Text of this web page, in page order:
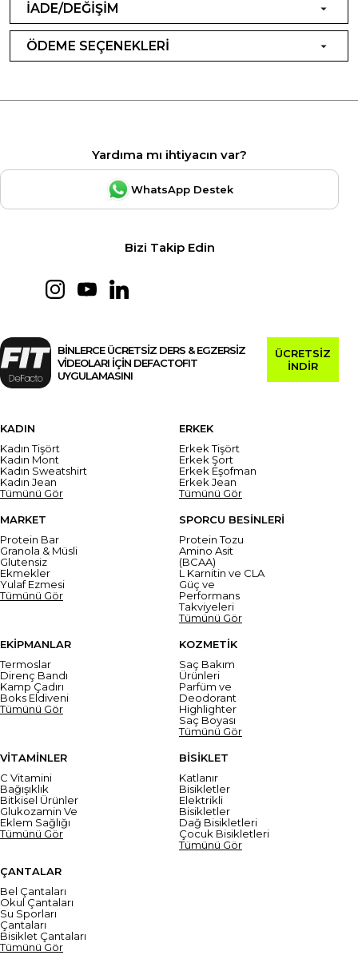
İADE/DEĞİŞİM
ÖDEME SEÇENEKLERİ
Yardıma mı ihtiyacın var?
WhatsApp Destek
Bizi Takip Edin
BİNLERCE ÜCRETSİZ DERS & EGZERSİZ
VİDEOLARI İÇİN DEFACTOFIT
UYGULAMASINI
ÜCRETSİZ
İNDİR
KADIN
Kadın Tişört
Kadın Mont
Kadın Sweatshirt
Kadın Jean
Tümünü Gör
ERKEK
Erkek Tişört
Erkek Şort
Erkek Eşofman
Erkek Jean
Tümünü Gör
MARKET
Protein Bar
Granola & Müsli
Glutensiz
Ekmekler
Yulaf Ezmesi
Tümünü Gör
SPORCU BESİNLERİ
Protein Tozu
Amino Asit
(BCAA)
L Karnitin ve CLA
Güç ve
Performans
Takviyeleri
Tümünü Gör
EKİPMANLAR
Termoslar
Direnç Bandı
Kamp Çadırı
Boks Eldiveni
Tümünü Gör
KOZMETİK
Saç Bakım
Ürünleri
Parfüm ve
Deodorant
Highlighter
Saç Boyası
Tümünü Gör
VİTAMİNLER
C Vitamini
Bağışıklık
Bitkisel Ürünler
Glukozamin Ve
Eklem Sağlığı
Tümünü Gör
BİSİKLET
Katlanır
Bisikletler
Elektrikli
Bisikletler
Dağ Bisikletleri
Çocuk Bisikletleri
Tümünü Gör
ÇANTALAR
Bel Çantaları
Okul Çantaları
Su Sporları
Çantaları
Bisiklet Çantaları
Tümünü Gör